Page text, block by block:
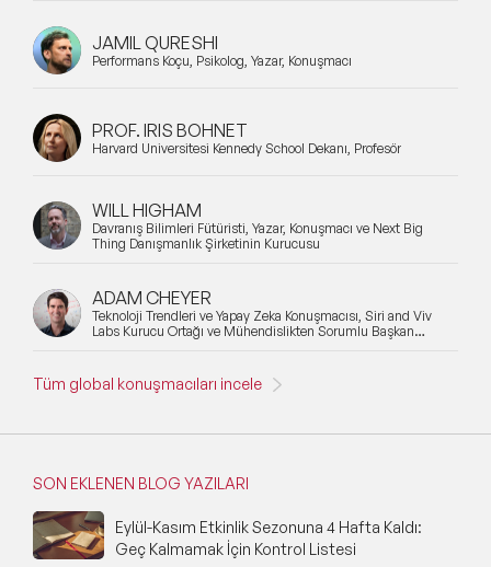
JAMIL QURESHI
Performans Koçu, Psikolog, Yazar, Konuşmacı
PROF. IRIS BOHNET
Harvard Üniversitesi Kennedy School Dekanı, Profesör
WILL HIGHAM
Davranış Bilimleri Fütüristi, Yazar, Konuşmacı ve Next Big
Thing Danışmanlık Şirketinin Kurucusu
ADAM CHEYER
Teknoloji Trendleri ve Yapay Zeka Konuşmacısı, Siri and Viv
Labs Kurucu Ortağı ve Mühendislikten Sorumlu Başkan
Tüm global konuşmacıları incele
SON EKLENEN BLOG YAZILARI
Eylül-Kasım Etkinlik Sezonuna 4 Hafta Kaldı:
Geç Kalmamak İçin Kontrol Listesi